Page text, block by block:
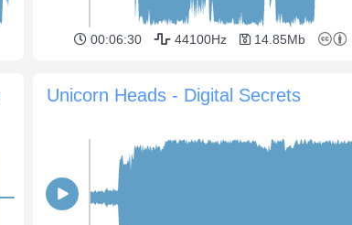
00:06:30 44100Hz 14.85Mb
Unicorn Heads - Digital Secrets